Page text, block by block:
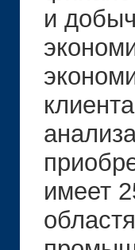
и
имеет